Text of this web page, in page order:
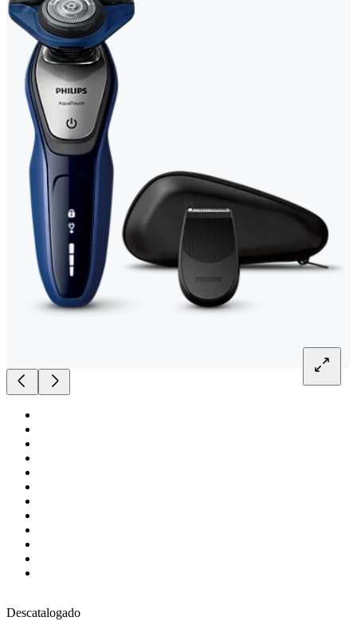
Descatalogado